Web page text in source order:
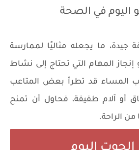
اليوم في الصحة
جيدة، ما يجعله مثاليًا لممارسة
إنجاز المهام التي تحتاج إلى نشاط
المساء قد تطرأ بعض المتاعب
أو آلام طفيفة، فحاول أن تمنح
الراحة.